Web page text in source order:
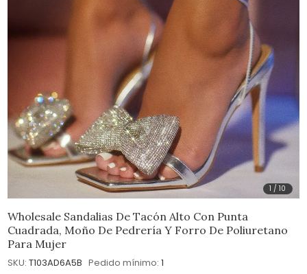
1 /10
Wholesale Sandalias De Tacón Alto Con Punta
Cuadrada, Moño De Pedrería Y Forro De Poliuretano
Para Mujer
SKU: T103AD6A5B Pedido mínimo: 1